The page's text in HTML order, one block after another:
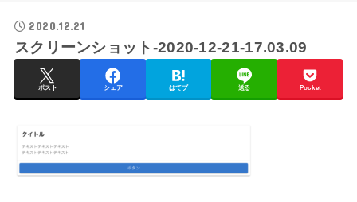
2020.12.21
スクリーンショット-2020-12-21-17.03.09
ポスト シェア はてブ 送る Pocket